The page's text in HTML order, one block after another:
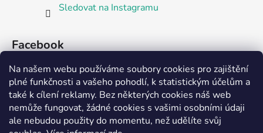
Na našem webu používáme soubory cookies pro zajištění
plné funkčnosti a vašeho pohodlí, k statistickým účelům a
také k cílení reklamy. Bez některých cookies náš web
nemůže fungovat, žádné cookies s vašimi osobními údaji
ale nebudou použity do momentu, než udělíte svůj
Sledovat na Instagramu
Facebook
Partnerská prodejna Barefoot Plzeň